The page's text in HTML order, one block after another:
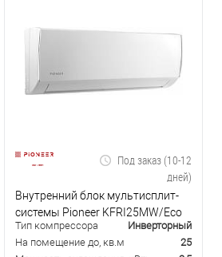
Под заказ (10-12
дней)
Внутренний блок мультисплит-
системы Pioneer KFRI25MW/Eco
Тип компрессора
Инверторный
На помещение до, кв.м
25